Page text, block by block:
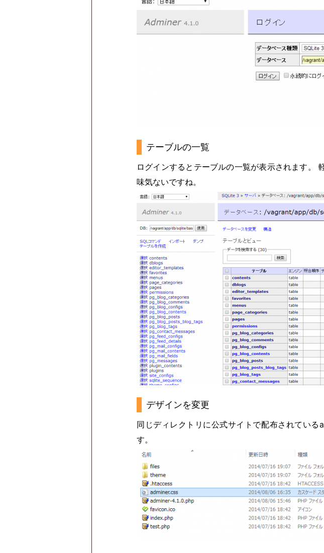
テーブルの一覧
ログインするとテーブルの一覧が表示されます。
味気ないですね。
デザインを変更
同じディレクトリに公式サイトで配布されてい
す。